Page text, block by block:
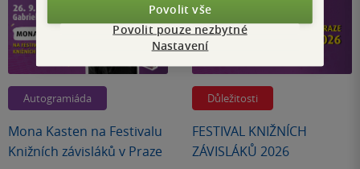
Autogramiáda
Mona Kasten na Festivalu
Knižních závisláků v Praze
Důležitosti
FESTIVAL KNIŽNÍCH
ZÁVISLÁKŮ 2026
Povolit vše
Povolit pouze nezbytné
Nastavení